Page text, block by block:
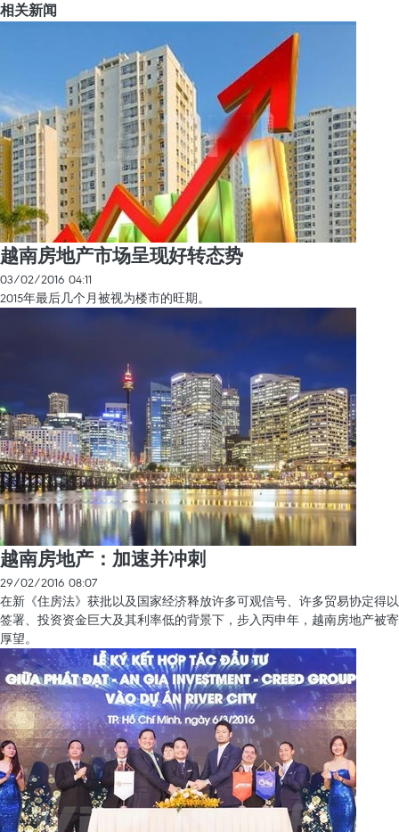
相关新闻
越南房地产市场呈现好转态势
03/02/2016 04:11
2015年最后几个月被视为楼市的旺期。
越南房地产：加速并冲刺
29/02/2016 08:07
在新《住房法》获批以及国家经济释放许多可观信号、许多贸易协定得以
签署、投资资金巨大及其利率低的背景下，步入丙申年，越南房地产被寄
厚望。